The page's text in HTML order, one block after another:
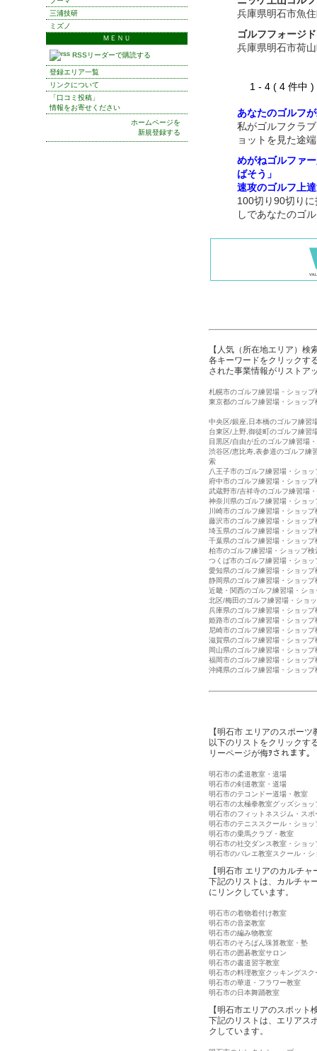
兵庫県明石市魚
ゴルフフォージ
兵庫県明石市荷
1 - 4 ( 4 件
あなたのゴルフ
私がゴルフクラ
ョットを見た途
めがねゴルファ
ばそう」
速攻のゴルフ上
100切り90切り
しであなたのゴ
【人気（所在地エリア）検
各キーワードをクリックす
された事業情報がリストア
札幌市のゴルフ練習場・ショップ
東京都のゴルフ練習場・ショップ
中央区/銀座,日本橋のゴルフ練習
台東区/上野,御徒町のゴルフ練習
目黒区/自由が丘のゴルフ練習場
渋谷区/恵比寿,表参道のゴルフ練
索
八王子市のゴルフ練習場・ショッ
府中市のゴルフ練習場・ショップ
武蔵野市/吉祥寺のゴルフ練習場
神奈川県のゴルフ練習場・ショッ
川崎市のゴルフ練習場・ショップ
藤沢市のゴルフ練習場・ショップ
埼玉県のゴルフ練習場・ショップ
千葉県のゴルフ練習場・ショップ
柏市のゴルフ練習場・ショップ検
つくば市のゴルフ練習場・ショッ
愛知県のゴルフ練習場・ショップ
静岡県のゴルフ練習場・ショップ
近畿・関西のゴルフ練習場・ショ
北区/梅田のゴルフ練習場・ショ
兵庫県のゴルフ練習場・ショップ
姫路市のゴルフ練習場・ショップ
尼崎市のゴルフ練習場・ショップ
滋賀県のゴルフ練習場・ショップ
岡山県のゴルフ練習場・ショップ
福岡市のゴルフ練習場・ショップ
沖縄県のゴルフ練習場・ショップ
【明石市 エリアのスポー
以下のリストをクリックす
リーページが侮ｦされます。
明石市の柔道教室・道場
明石市の剣道教室・道場
明石市のテコンドー道場・教室
明石市の太極拳教室グッズショッ
明石市のフィットネスジム・スポ
明石市のテニススクール・ショッ
明石市の乗馬クラブ・教室
明石市の社交ダンス教室・ショッ
明石市のバレエ教室スクール・シ
【明石市 エリアのカルチ
下記のリストは、カルチャ
にリンクしています。
明石市の着物着付け教室
明石市の音楽教室
明石市の編み物教室
明石市のそろばん珠算教室・塾
明石市の囲碁教室サロン
明石市の書道習字教室
明石市の料理教室クッキングスク
明石市の華道・フラワー教室
明石市の日本舞踊教室
【明石市エリアのスポット
下記のリストは、エリアス
クしています。
三浦技研
ミズノ
ＭＥＮＵ
RSSリーダーで購読する
登録エリア一覧
リンクについて
「口コミ投稿」
情報をお寄せください
ホームページを
新規登録する